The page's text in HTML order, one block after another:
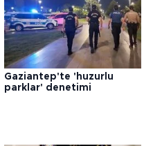
Gaziantep'te 'huzurlu
parklar' denetimi